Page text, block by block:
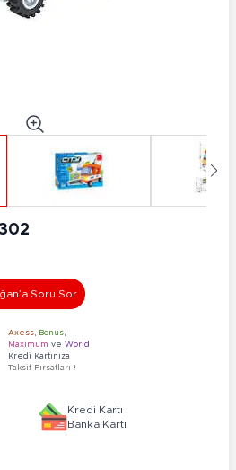
Soru Sor
Axess Bonus
Maximum ve World
Kredi Kartınıza
Taksit Fırsatları !
Kredi Kartı
Banka Kartı